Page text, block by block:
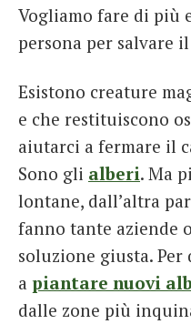
Vogliamo fare di più
persona per salvare
Esistono creature
e che restituiscono
aiutarci a fermare il
Sono gli alberi. Ma
lontane, dall’altra
fanno tante aziende
soluzione giusta.
a piantare nuovi
dalle zone più